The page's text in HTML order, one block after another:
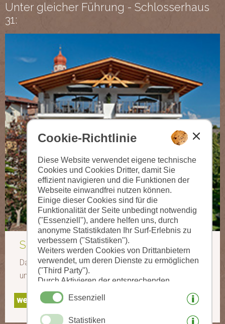
Cookie-Richtlinie
Diese Website verwendet eigene technische
Cookies und Cookies Dritter, damit Sie
effizient navigieren und die Funktionen der
Webseite einwandfrei nutzen können.
Einige dieser Cookies sind für die
Funktionalität der Seite unbedingt notwendig
("Essenziell"), andere helfen uns, durch
anonyme Statistikdaten Ihr Surf-Erlebnis zu
verbessern ("Statistiken").
Weiters werden Cookies von Drittanbietern
verwendet, um deren Dienste zu ermöglichen
("Third Party").
Durch Aktivieren der entsprechenden
Schaltflächen entscheiden Sie selbst, welche
Cookies zum Einsatz kommen.
"Auswahl speichern" oder "Auswahl
Essenziell
Statistiken
Unter gleicher Führung - Schlosserhaus
31:
Schlosserhaus 31:
Das Schlosserhaus 31 wird ebenfalls von uns geführt
und ist nur 50 m von der Residence Kronstein entfernt.
weitere Infos